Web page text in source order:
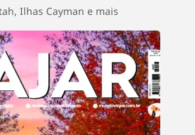
Ilhas Cayman e mais